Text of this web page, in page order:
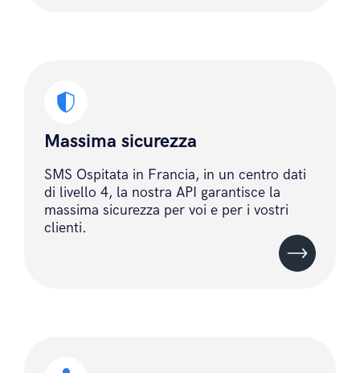
Massima sicurezza
SMS Ospitata in Francia, in un centro dati
di livello 4, la nostra API garantisce la
massima sicurezza per voi e per i vostri
clienti.